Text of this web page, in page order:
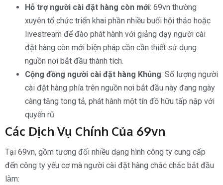
Hỗ trợ người cài đặt hàng còn mới: 69vn thường
xuyên tổ chức triển khai phần nhiều buổi hội thảo hoặc
livestream để đào phát hành với giảng dạy người cài
đặt hàng còn mới biện pháp cần cần thiết sử dụng
nguồn nơi bắt đầu thành tích.
Cộng đồng người cài đặt hàng Khủng: Số lượng người
cài đặt hàng phía trên nguồn nơi bắt đầu này đang ngày
càng tăng tong tả, phát hành một tín đồ hữu tấp nập với
quyến rũ.
Các Dịch Vụ Chính Của 69vn
Tại 69vn, gồm tương đối nhiều dạng hình công ty cung cấp
đến công ty yếu cơ mà người cài đặt hàng chắc chắc bắt đầu
làm: